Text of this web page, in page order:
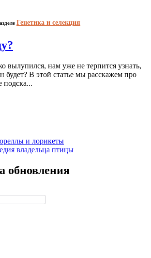
Генетика и селекция
вылупился, нам уже не терпится узнать,
будет? В этой статье мы расскажем про
подска...
обновления